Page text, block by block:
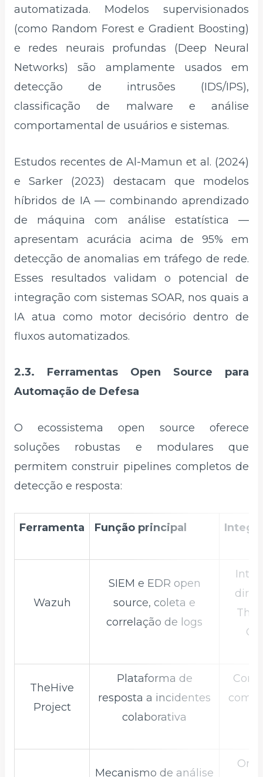
automatizada. Modelos supervisionados
(como Random Forest e Gradient Boosting)
e redes neurais profundas (Deep Neural
Networks) são amplamente usados em
detecção de intrusões (IDS/IPS),
classificação de malware e análise
comportamental de usuários e sistemas.
Estudos recentes de Al-Mamun et al. (2024)
e Sarker (2023) destacam que modelos
híbridos de IA — combinando aprendizado
de máquina com análise estatística —
apresentam acurácia acima de 95% em
detecção de anomalias em tráfego de rede.
Esses resultados validam o potencial de
integração com sistemas SOAR, nos quais a
IA atua como motor decisório dentro de
fluxos automatizados.
2.3. Ferramentas Open Source para
Automação de Defesa
O ecossistema open source oferece
soluções robustas e modulares que
permitem construir pipelines completos de
detecção e resposta:
Ferramenta Função principal
Wazuh
SIEM e EDR open
source, coleta e
correlação de logs
TheHive
Project
Plataforma de
resposta a incidentes
colaborativa
com
Mecanismo de análise